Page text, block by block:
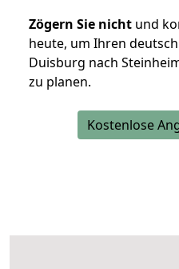
Zögern Sie nicht und
heute, um Ihren
Duisburg nach
zu planen.
Kostenlose